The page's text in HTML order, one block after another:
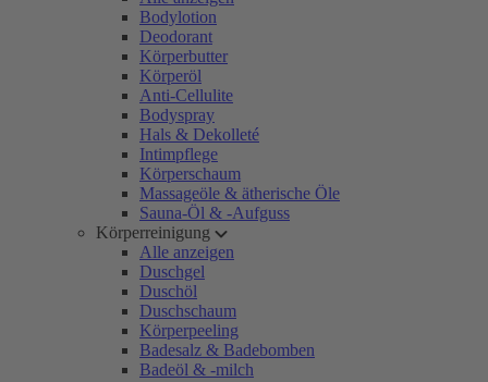
Bodylotion
Deodorant
Körperbutter
Körperöl
Anti-Cellulite
Bodyspray
Hals & Dekolleté
Intimpflege
Körperschaum
Massageöle & ätherische Öle
Sauna-Öl & -Aufguss
Körperreinigung
Alle anzeigen
Duschgel
Duschöl
Duschschaum
Körperpeeling
Badesalz & Badebomben
Badeöl & -milch